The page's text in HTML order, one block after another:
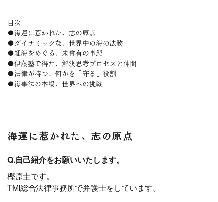
目次
●海運に惹かれた、志の原点
●ダイナミックな、世界中の海の法務
●紅海をめぐる、未曾有の事態
●伊藤塾で得た、解決思考プロセスと仲間
●法律が持つ、何かを「守る」役割
●海事法の本場、世界への挑戦
海運に惹かれた、志の原点
Q.自己紹介をお願いいたします。
樫原圭です。
TMI総合法律事務所で弁護士をしています。